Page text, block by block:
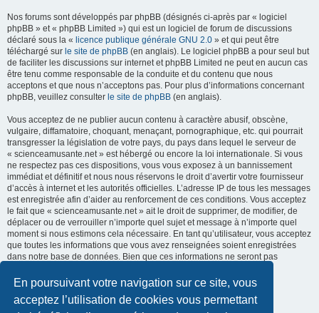
En poursuivant votre navigation sur ce site, vous
acceptez l’utilisation de cookies vous permettant
Nos forums sont développés par phpBB (désignés ci-après par « logiciel
phpBB » et « phpBB Limited ») qui est un logiciel de forum de discussions
déclaré sous la « licence publique générale GNU 2.0 » et qui peut être
téléchargé sur le site de phpBB (en anglais). Le logiciel phpBB a pour seul but
de faciliter les discussions sur internet et phpBB Limited ne peut en aucun cas
être tenu comme responsable de la conduite et du contenu que nous
acceptons et que nous n’acceptons pas. Pour plus d’informations concernant
phpBB, veuillez consulter le site de phpBB (en anglais).
Vous acceptez de ne publier aucun contenu à caractère abusif, obscène,
vulgaire, diffamatoire, choquant, menaçant, pornographique, etc. qui pourrait
transgresser la législation de votre pays, du pays dans lequel le serveur de
« scienceamusante.net » est hébergé ou encore la loi internationale. Si vous
ne respectez pas ces dispositions, vous vous exposez à un bannissement
immédiat et définitif et nous nous réservons le droit d’avertir votre fournisseur
d’accès à internet et les autorités officielles. L’adresse IP de tous les messages
est enregistrée afin d’aider au renforcement de ces conditions. Vous acceptez
le fait que « scienceamusante.net » ait le droit de supprimer, de modifier, de
déplacer ou de verrouiller n’importe quel sujet et message à n’importe quel
moment si nous estimons cela nécessaire. En tant qu’utilisateur, vous acceptez
que toutes les informations que vous avez renseignées soient enregistrées
dans notre base de données. Bien que ces informations ne seront pas
« scienceamusante.net », ni phpBB, ne pourront être tenus comme
responsables en cas de tentative de piratage informatique visant à
compromettre vos données.